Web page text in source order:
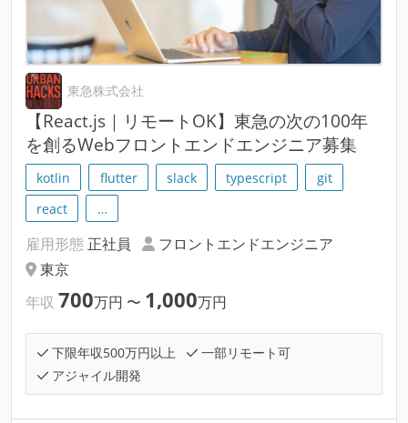
東急株式会社
【React.js｜リモートOK】東急の次の100年
を創るWebフロントエンドエンジニア募集
kotlin flutter slack typescript
git
react
…
雇用形態 正社員
フロントエンドエンジニア
東京
年収 700万円 〜 1,000万円
下限年収500万円以上
一部リモート可
アジャイル開発